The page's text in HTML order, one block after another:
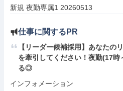
新規 夜勤専属1 20260513
仕事に関するPR
【リーダー候補採用】あなたの
を牽引してください！夜勤(17
る◎
インフォメーション